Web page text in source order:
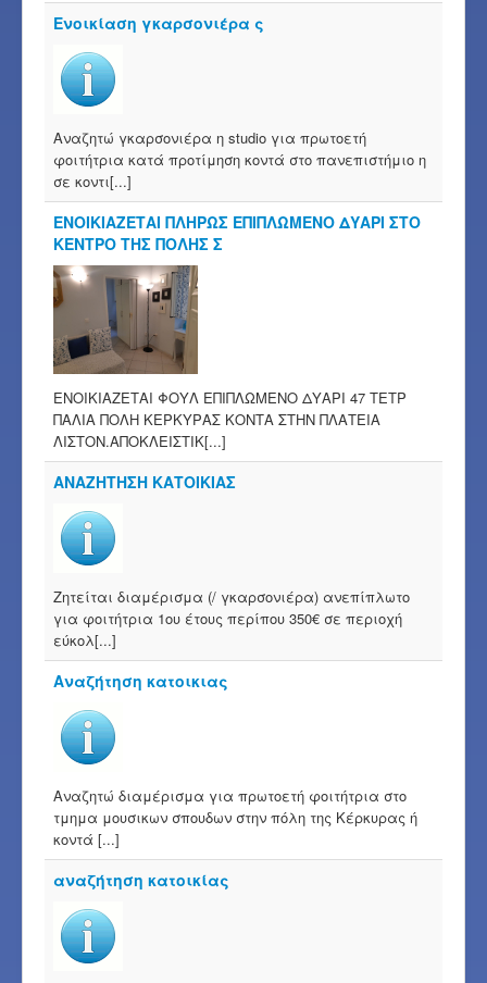
Ενοικίαση γκαρσονιέρα ς
Αναζητώ γκαρσονιέρα η studio για πρωτοετή
φοιτήτρια κατά προτίμηση κοντά στο πανεπιστήμιο η
σε κοντι[...]
ΕΝΟΙΚΙΑΖΕΤΑΙ ΠΛΗΡΩΣ ΕΠΙΠΛΩΜΕΝΟ ΔΥΑΡΙ ΣΤΟ
ΚΕΝΤΡΟ ΤΗΣ ΠΟΛΗΣ Σ
ΕΝΟΙΚΙΑΖΕΤΑΙ ΦΟΥΛ ΕΠΙΠΛΩΜΕΝΟ ΔΥΑΡΙ 47 ΤΕΤΡ
ΠΑΛΙΑ ΠΟΛΗ ΚΕΡΚΥΡΑΣ ΚΟΝΤΑ ΣΤΗΝ ΠΛΑΤΕΙΑ
ΛΙΣΤΟΝ.ΑΠΟΚΛΕΙΣΤΙΚ[...]
ΑΝΑΖΗΤΗΣΗ ΚΑΤΟΙΚΙΑΣ
Ζητείται διαμέρισμα (/ γκαρσονιέρα) ανεπίπλωτο
για φοιτήτρια 1ου έτους περίπου 350€ σε περιοχή
εύκολ[...]
Αναζήτηση κατοικιας
Αναζητώ διαμέρισμα για πρωτοετή φοιτήτρια στο
τμημα μουσικων σπουδων στην πόλη της Κέρκυρας ή
κοντά [...]
αναζήτηση κατοικίας